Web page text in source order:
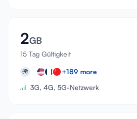
2GB
15 Tag Gültigkeit
🌍 +189 more
3G, 4G, 5G-Netzwerk